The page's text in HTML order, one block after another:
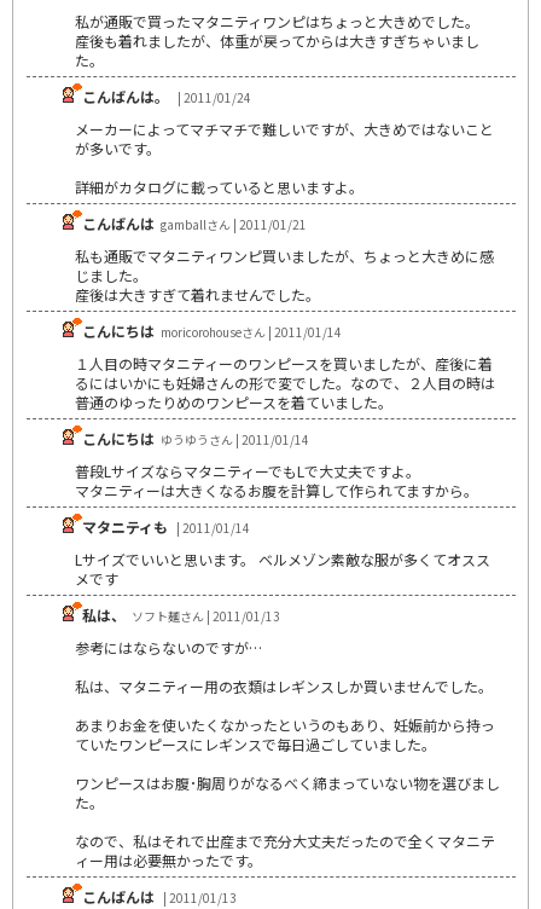
私が通販で買ったマタニティワンピはちょっと大きめでした。
産後も着れましたが、体重が戻ってからは大きすぎちゃいまし
た。
こんばんは。
| 2011/01/24
メーカーによってマチマチで難しいですが、大きめではないこと
が多いです。
詳細がカタログに載っていると思いますよ。
こんばんは gamballさん | 2011/01/21
私も通販でマタニティワンピ買いましたが、ちょっと大きめに感
じました。
産後は大きすぎて着れませんでした。
こんにちは moricorohouseさん | 2011/01/14
１人目の時マタニティーのワンピースを買いましたが、産後に着
るにはいかにも妊婦さんの形で変でした。なので、２人目の時は
普通のゆったりめのワンピースを着ていました。
こんにちは ゆうゆうさん | 2011/01/14
普段LサイズならマタニティーでもLで大丈夫ですよ。
マタニティーは大きくなるお腹を計算して作られてますから。
マタニティも | 2011/01/14
Lサイズでいいと思います。 ベルメゾン素敵な服が多くてオスス
メです
私は、
ソフト麺さん | 2011/01/13
参考にはならないのですが…
私は、マタニティー用の衣類はレギンスしか買いませんでした。
あまりお金を使いたくなかったというのもあり、妊娠前から持っ
ていたワンピースにレギンスで毎日過ごしていました。
ワンピースはお腹･胸周りがなるべく締まっていない物を選びまし
た。
なので、私はそれで出産まで充分大丈夫だったので全くマタニテ
ィー用は必要無かったです。
こんばんは | 2011/01/13